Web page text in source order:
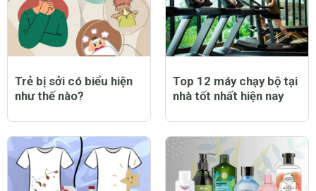
Trẻ bị sởi có biểu hiện
như thế nào?
Top 12 máy chạy bộ tại
nhà tốt nhất hiện nay